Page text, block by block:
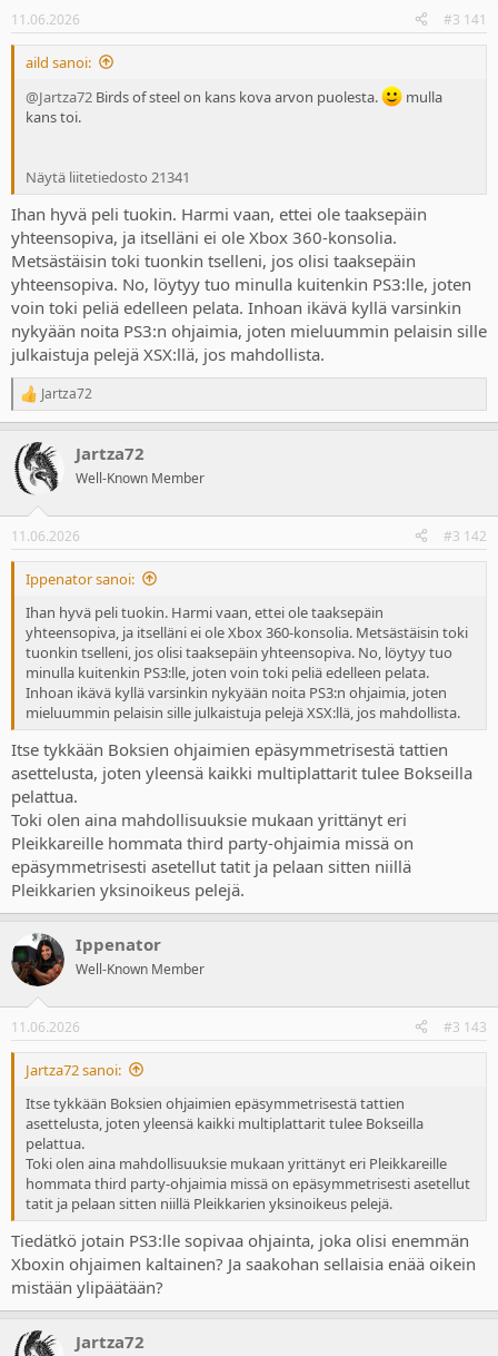
u
n
a
l
o
i
a
j
a
v
ä
m
ä
ä
r
11.06.2026 #3 141
aild sanoi:
@Jartza72 Birds of steel on kans kova arvon puolesta.
mulla
kans toi.
Näytä liitetiedosto 21341
Ihan hyvä peli tuokin. Harmi vaan, ettei ole taaksepäin
yhteensopiva, ja itselläni ei ole Xbox 360-konsolia.
Metsästäisin toki tuonkin tselleni, jos olisi taaksepäin
yhteensopiva. No, löytyy tuo minulla kuitenkin PS3:lle, joten
voin toki peliä edelleen pelata. Inhoan ikävä kyllä varsinkin
nykyään noita PS3:n ohjaimia, joten mieluummin pelaisin sille
julkaistuja pelejä XSX:llä, jos mahdollista.
R
e
c
t
i
s
:
Jartza72
Jartza72
Well-Known Member
11.06.2026 #3 142
Ippenator sanoi:
Ihan hyvä peli tuokin. Harmi vaan, ettei ole taaksepäin
yhteensopiva, ja itselläni ei ole Xbox 360-konsolia. Metsästäisin toki
tuonkin tselleni, jos olisi taaksepäin yhteensopiva. No, löytyy tuo
minulla kuitenkin PS3:lle, joten voin toki peliä edelleen pelata.
Inhoan ikävä kyllä varsinkin nykyään noita PS3:n ohjaimia, joten
mieluummin pelaisin sille julkaistuja pelejä XSX:llä, jos mahdollista.
Itse tykkään Boksien ohjaimien epäsymmetrisestä tattien
asettelusta, joten yleensä kaikki multiplattarit tulee Bokseilla
pelattua.
Toki olen aina mahdollisuuksie mukaan yrittänyt eri
Pleikkareille hommata third party-ohjaimia missä on
epäsymmetrisesti asetellut tatit ja pelaan sitten niillä
Pleikkarien yksinoikeus pelejä.
Ippenator
Well-Known Member
11.06.2026 #3 143
Jartza72 sanoi:
Itse tykkään Boksien ohjaimien epäsymmetrisestä tattien
asettelusta, joten yleensä kaikki multiplattarit tulee Bokseilla
pelattua.
Toki olen aina mahdollisuuksie mukaan yrittänyt eri Pleikkareille
hommata third party-ohjaimia missä on epäsymmetrisesti asetellut
tatit ja pelaan sitten niillä Pleikkarien yksinoikeus pelejä.
Tiedätkö jotain PS3:lle sopivaa ohjainta, joka olisi enemmän
Xboxin ohjaimen kaltainen? Ja saakohan sellaisia enää oikein
mistään ylipäätään?
Jartza72